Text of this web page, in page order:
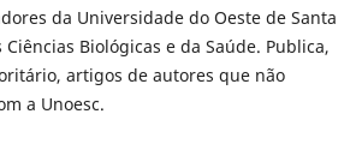
da Universidade do Oeste de Santa
Biológicas e da Saúde. Publica,
artigos de autores que não
a Unoesc.